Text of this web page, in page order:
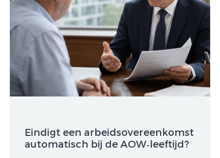
Eindigt een arbeidsovereenkomst
automatisch bij de AOW‑leeftijd?
Gratis E-
magazine
Lorem ipsum dolor sit amet,